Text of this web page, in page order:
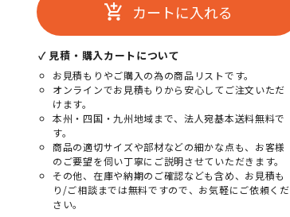
add_shopping_cart カートに入れる
✓ 見積・購入カートについて
お見積もりやご購入の為の商品リストです。
オンラインでお見積もりから安心してご注文いただ
けます。
本州・四国・九州地域まで、法人宛基本送料無料で
す。
商品の適切サイズや部材などの細かな点も、お客様
のご要望を伺い丁寧にご説明させていただきます。
その他、在庫や納期のご確認なども含め、お見積も
り/ご相談までは無料ですので、お気軽にご依頼くだ
さい。